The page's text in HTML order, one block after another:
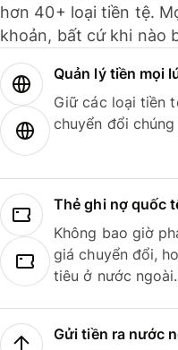
hơn 40+ loại tiền tệ.
khoản, bất cứ khi nào
Quản lý tiền mọi
Giữ các loại tiền
chuyển đổi
Thẻ ghi nợ quốc
Không bao giờ
giá chuyển đổi,
tiêu ở nước ngoài.
Gửi tiền ra nước